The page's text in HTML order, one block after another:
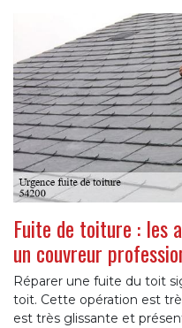
Fuite de toiture : les
un couvreur
Réparer une fuite du toit
toit. Cette opération est
est très glissante et